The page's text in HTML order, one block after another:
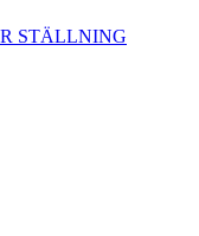
STÄLLNING